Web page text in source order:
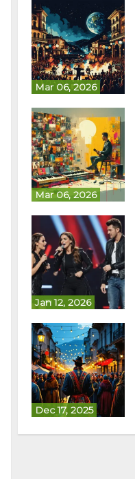
Mar 06, 2026
Mar 06, 2026
Jan 12, 2026
Dec 17, 2025